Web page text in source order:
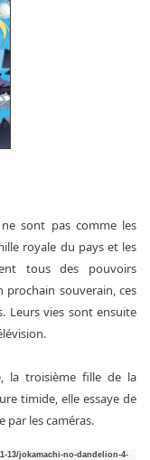
sont pas comme les
royale du pays et les
tous des pouvoirs
prochain souverain, ces
Leurs vies sont ensuite
la troisième fille de la
timide, elle essaye de
par les caméras.
13/jokamachi-no-dandelion-4-